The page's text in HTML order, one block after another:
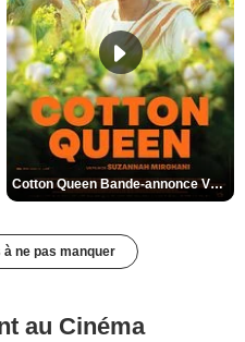
Cotton Queen Bande-annonce VO STFR
ne pas manquer
au Cinéma